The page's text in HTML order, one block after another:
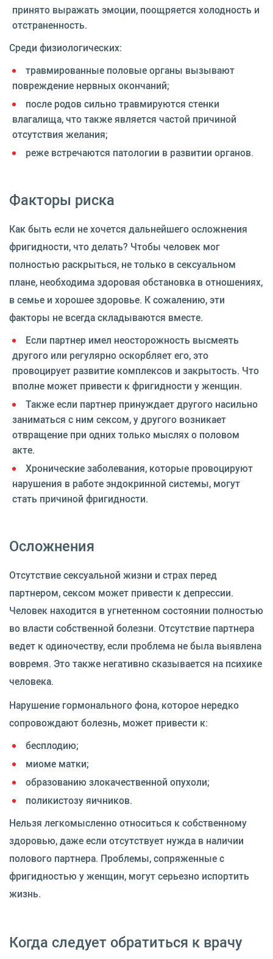
принято выражать эмоции, поощряется холодность и
отстраненность.
Среди физиологических:
травмированные половые органы вызывают
повреждение нервных окончаний;
после родов сильно травмируются стенки
влагалища, что также является частой причиной
отсутствия желания;
реже встречаются патологии в развитии органов.
Факторы риска
Как быть если не хочется дальнейшего осложнения
фригидности, что делать? Чтобы человек мог
полностью раскрыться, не только в сексуальном
плане, необходима здоровая обстановка в отношениях,
в семье и хорошее здоровье. К сожалению, эти
факторы не всегда складываются вместе.
Если партнер имел неосторожность высмеять
другого или регулярно оскорбляет его, это
провоцирует развитие комплексов и закрытость. Что
вполне может привести к фригидности у женщин.
Также если партнер принуждает другого насильно
заниматься с ним сексом, у другого возникает
отвращение при одних только мыслях о половом
акте.
Хронические заболевания, которые провоцируют
нарушения в работе эндокринной системы, могут
стать причиной фригидности.
Осложнения
Отсутствие сексуальной жизни и страх перед
партнером, сексом может привести к депрессии.
Человек находится в угнетенном состоянии полностью
во власти собственной болезни. Отсутствие партнера
ведет к одиночеству, если проблема не была выявлена
вовремя. Это также негативно сказывается на психике
человека.
Нарушение гормонального фона, которое нередко
сопровождают болезнь, может привести к:
бесплодию;
миоме матки;
образованию злокачественной опухоли;
поликистозу яичников.
Нельзя легкомысленно относиться к собственному
здоровью, даже если отсутствует нужда в наличии
полового партнера. Проблемы, сопряженные с
фригидностью у женщин, могут серьезно испортить
жизнь.
Когда следует обратиться к врачу